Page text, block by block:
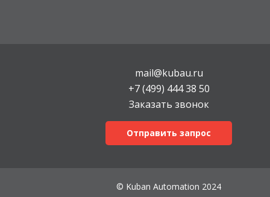
mail@kubau.ru
+7 (499) 444 38 50
Заказать звонок
Отправить запрос
© Kuban Automation 2024